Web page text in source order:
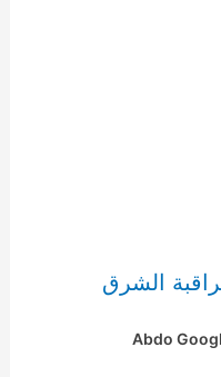
الشرق
Abdo